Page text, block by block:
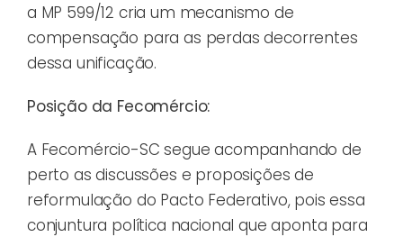
a MP 599/12 cria um mecanismo de
compensação para as perdas decorrentes
dessa unificação.
Posição da Fecomércio:
A Fecomércio-SC segue acompanhando de
perto as discussões e proposições de
reformulação do Pacto Federativo, pois essa
conjuntura política nacional que aponta para